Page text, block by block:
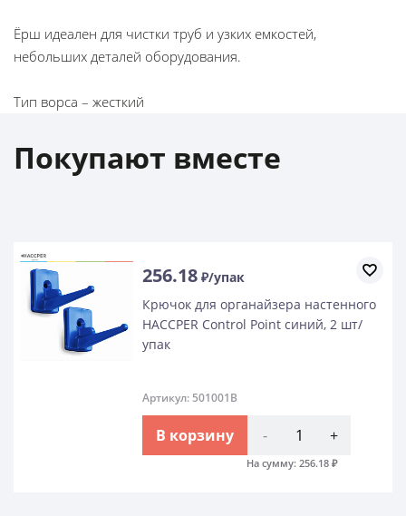
Ёрш идеален для чистки труб и узких емкостей,
небольших деталей оборудования.
Тип ворса – жесткий
Покупают вместе
256.18₽/упак
Крючок для органайзера настенного
HACCPER Control Point синий, 2 шт/
+